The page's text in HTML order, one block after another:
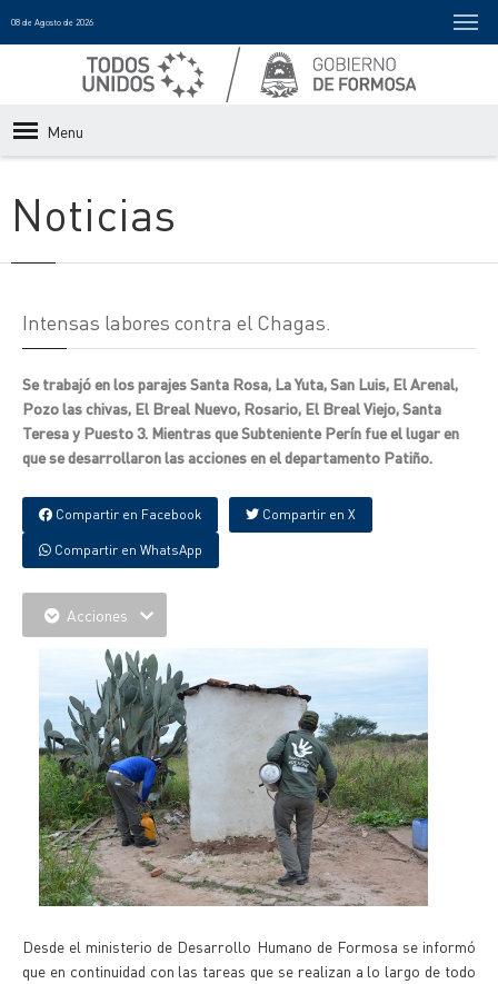
08 de Agosto de 2026
Menu
Noticias
Intensas labores contra el Chagas.
Se trabajó en los parajes Santa Rosa, La Yuta, San Luis, El Arenal,
Pozo las chivas, El Breal Nuevo, Rosario, El Breal Viejo, Santa
Teresa y Puesto 3. Mientras que Subteniente Perín fue el lugar en
que se desarrollaron las acciones en el departamento Patiño.
Compartir en Facebook Compartir en X
Compartir en WhatsApp
Acciones
Desde el ministerio de Desarrollo Humano de Formosa se informó
que en continuidad con las tareas que se realizan a lo largo de todo